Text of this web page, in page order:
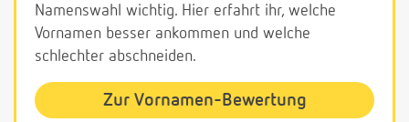
Namenswahl wichtig. Hier erfahrt ihr, welche
Vornamen besser ankommen und welche
schlechter abschneiden.
Zur Vornamen-Bewertung